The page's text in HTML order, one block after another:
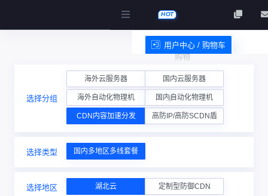
HOT
购物
车
用户中心 / 购物车
服务条款
选择分组
海外云服务器 国内云服务器
海外自动化物理机 国内自动化物理机
CDN内容加速分发 高防IP/高防SCDN盾
选择类型 国内多地区多线套餐
选择地区 湖北云 定制型防御CDN